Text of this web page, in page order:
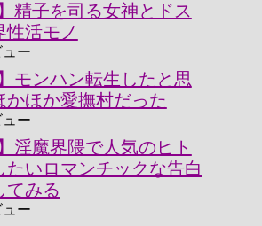
精子を司る女神とドス
性活モノ
ー
モンハン転生したと思
かほか愛撫村だった
ー
淫魔界隈で人気のヒト
たいロマンチックな告白
てみる
ー